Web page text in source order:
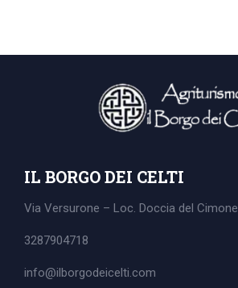
IL BORGO DEI CELTI
Via Versurone – Loc. Doccia del Cimone
3287904718
info@ilborgodeicelti.com
Search